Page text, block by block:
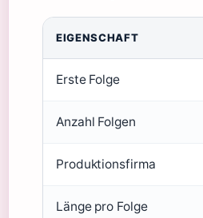
EIGENSCHAFT
Erste Folge
Anzahl Folgen
Produktionsfirma
Länge pro Folge